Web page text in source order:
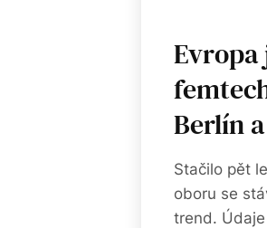
Berlín
Stačilo pět
oboru se
trend.